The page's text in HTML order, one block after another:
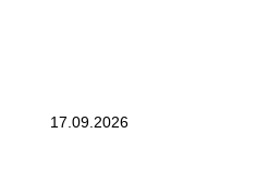
17.09.2026